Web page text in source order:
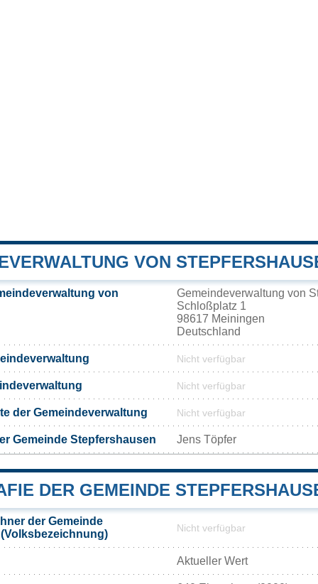
VON
von
Gemeindeverwaltung von
Schloßplatz 1
98617 Meiningen
Deutschland
Nicht verfügbar
Nicht verfügbar
der Gemeindeverwaltung Nicht verfügbar
Gemeinde Stepfershausen Jens Töpfer
DER GEMEINDE
der Gemeinde
Nicht verfügbar
Aktueller Wert